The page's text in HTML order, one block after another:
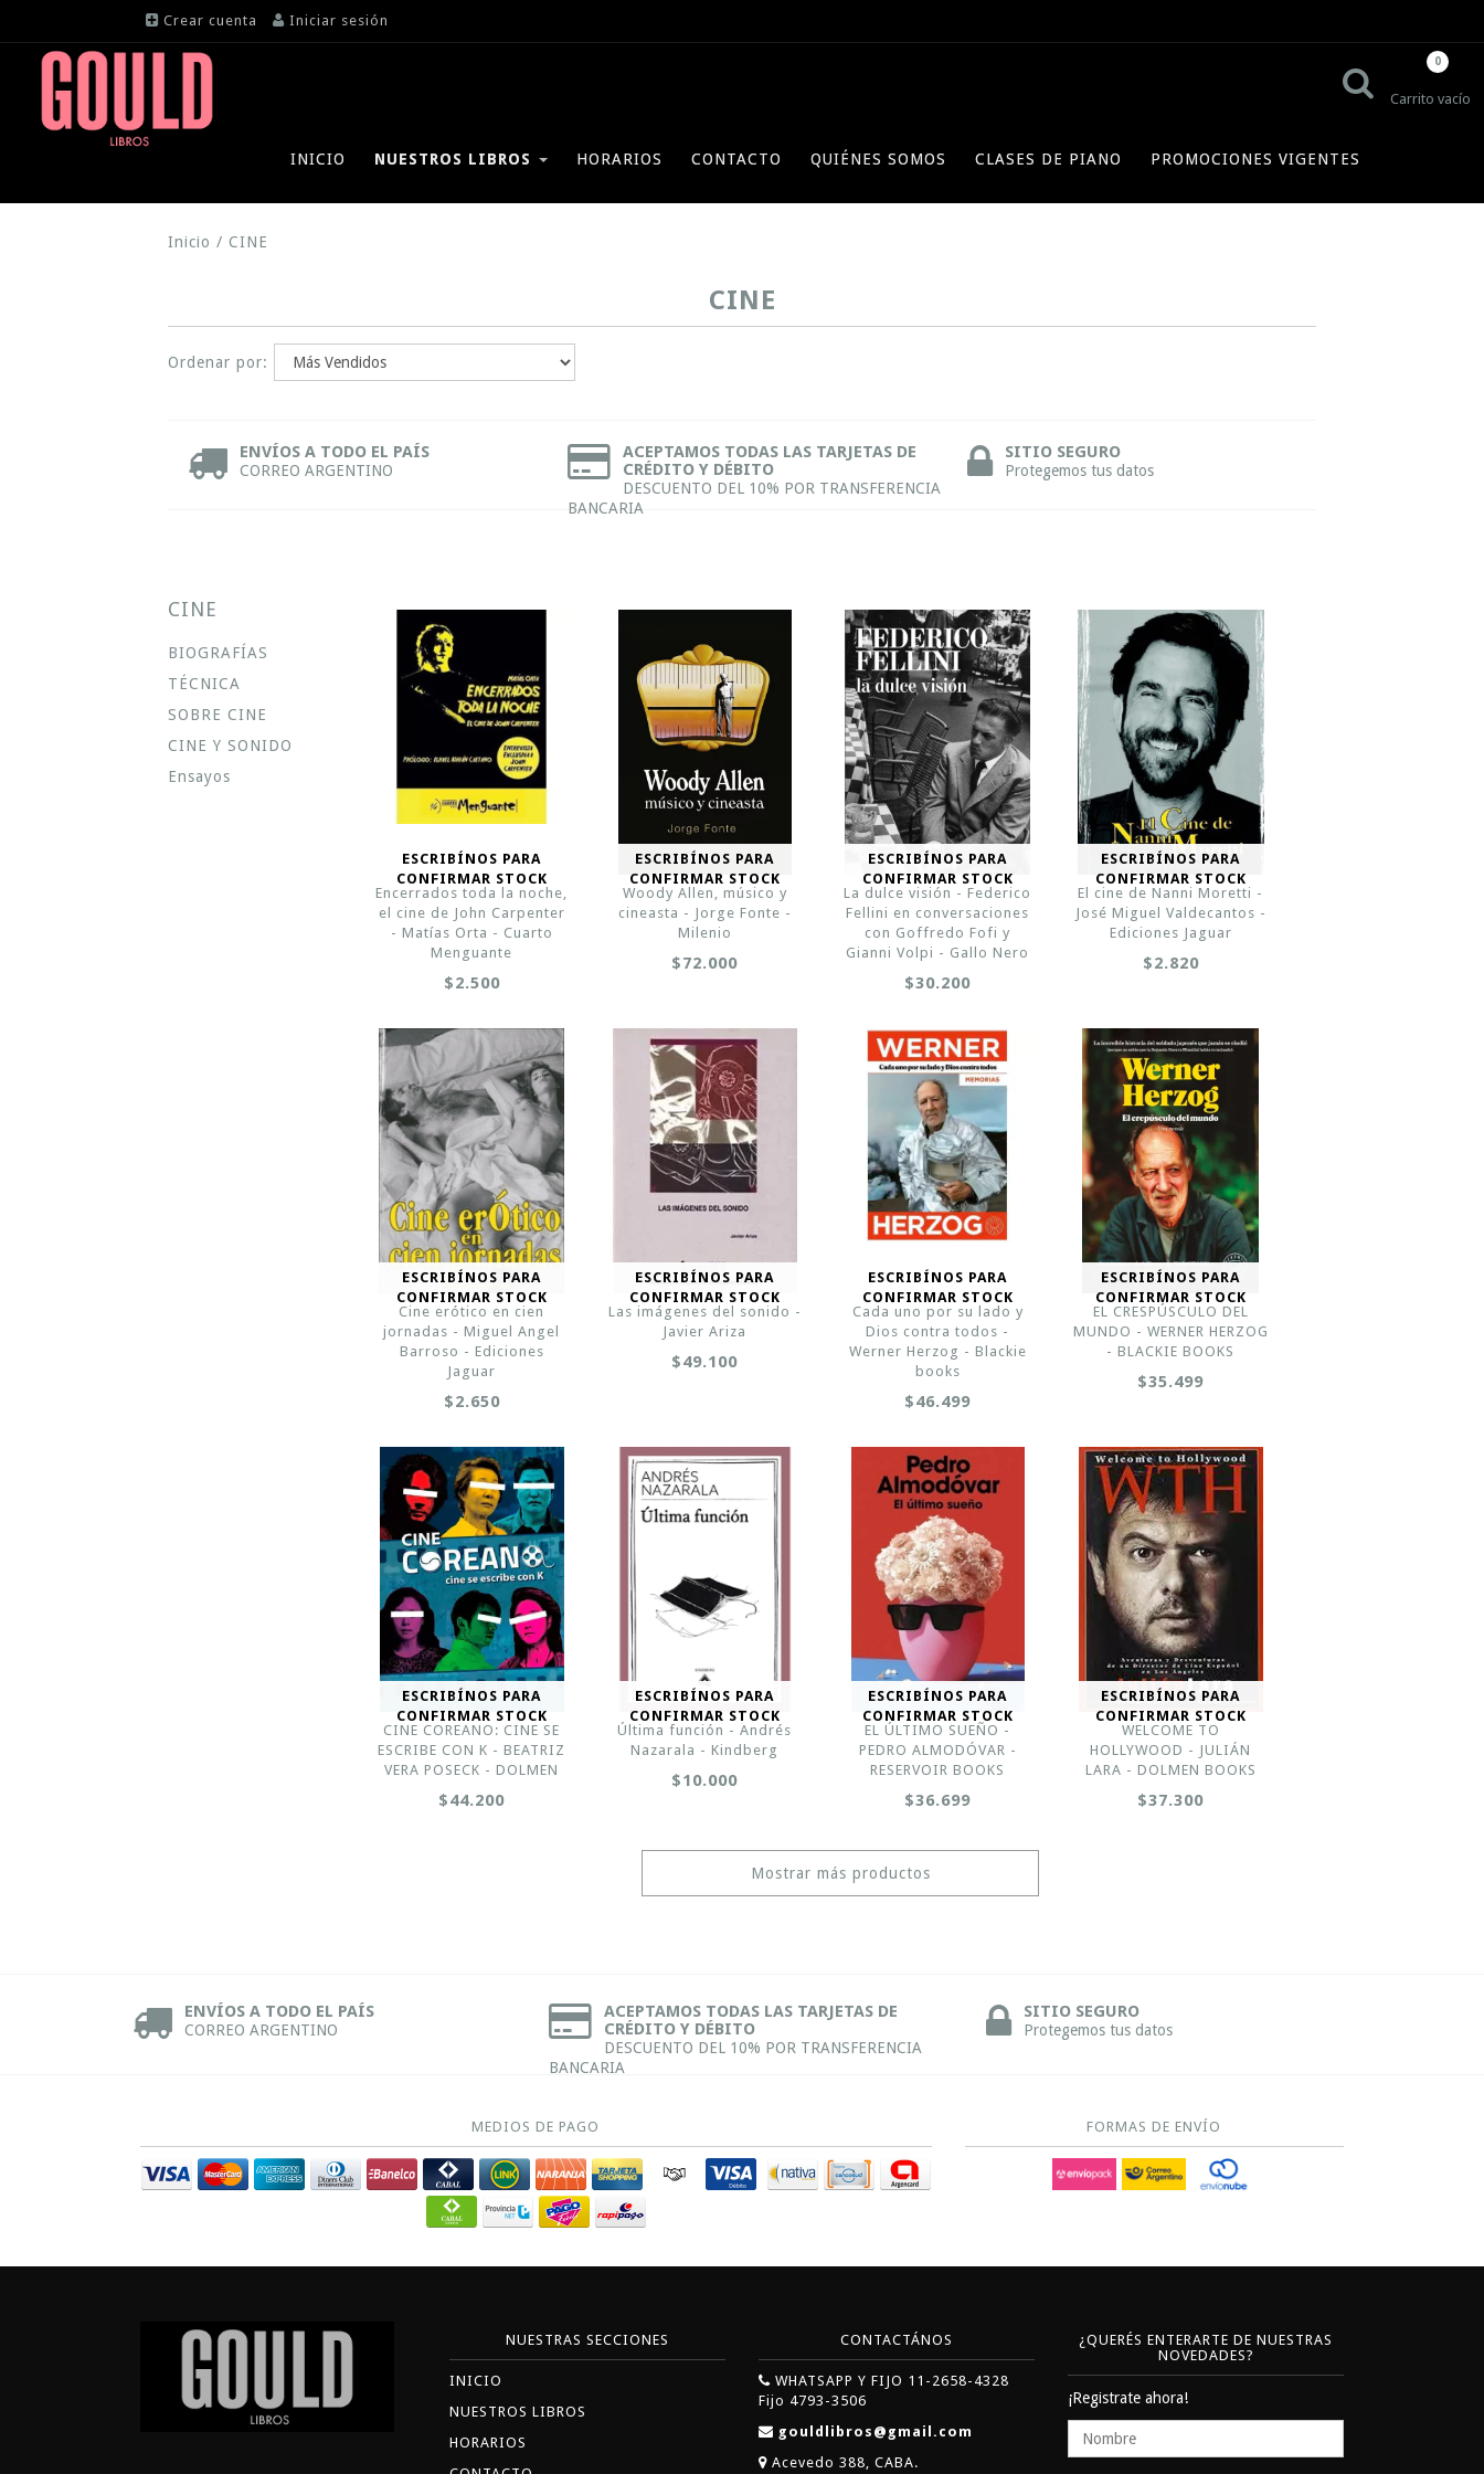
Crear cuenta Iniciar sesión
Carrito vacío
0
INICIO NUESTROS LIBROS HORARIOS CONTACTO QUIÉNES SOMOS CLASES DE PIANO PROMOCIONES VIGENTES
Inicio / CINE
CINE
Ordenar por:
ENVÍOS A TODO EL PAÍS
CORREO ARGENTINO
ACEPTAMOS TODAS LAS TARJETAS DE
CRÉDITO Y DÉBITO
DESCUENTO DEL 10% POR TRANSFERENCIA
BANCARIA
SITIO SEGURO
Protegemos tus datos
CINE
BIOGRAFÍAS
TÉCNICA
SOBRE CINE
CINE Y SONIDO
Ensayos
ESCRIBÍNOS PARA
CONFIRMAR STOCK
Encerrados toda la noche,
el cine de John Carpenter
- Matías Orta - Cuarto
Menguante
$2.500
ESCRIBÍNOS PARA
CONFIRMAR STOCK
Woody Allen, músico y
cineasta - Jorge Fonte -
Milenio
$72.000
ESCRIBÍNOS PARA
CONFIRMAR STOCK
La dulce visión - Federico
Fellini en conversaciones
con Goffredo Fofi y
Gianni Volpi - Gallo Nero
$30.200
ESCRIBÍNOS PARA
CONFIRMAR STOCK
El cine de Nanni Moretti -
José Miguel Valdecantos -
Ediciones Jaguar
$2.820
ESCRIBÍNOS PARA
CONFIRMAR STOCK
Cine erótico en cien
jornadas - Miguel Angel
Barroso - Ediciones
Jaguar
$2.650
ESCRIBÍNOS PARA
CONFIRMAR STOCK
Las imágenes del sonido -
Javier Ariza
$49.100
ESCRIBÍNOS PARA
CONFIRMAR STOCK
Cada uno por su lado y
Dios contra todos -
Werner Herzog - Blackie
books
$46.499
ESCRIBÍNOS PARA
CONFIRMAR STOCK
EL CRESPÚSCULO DEL
MUNDO - WERNER HERZOG
- BLACKIE BOOKS
$35.499
ESCRIBÍNOS PARA
CONFIRMAR STOCK
CINE COREANO: CINE SE
ESCRIBE CON K - BEATRIZ
VERA POSECK - DOLMEN
$44.200
ESCRIBÍNOS PARA
CONFIRMAR STOCK
Última función - Andrés
Nazarala - Kindberg
$10.000
ESCRIBÍNOS PARA
CONFIRMAR STOCK
EL ÚLTIMO SUEÑO -
PEDRO ALMODÓVAR -
RESERVOIR BOOKS
$36.699
ESCRIBÍNOS PARA
CONFIRMAR STOCK
WELCOME TO
HOLLYWOOD - JULIÁN
LARA - DOLMEN BOOKS
$37.300
Mostrar más productos
ENVÍOS A TODO EL PAÍS
CORREO ARGENTINO
ACEPTAMOS TODAS LAS TARJETAS DE
CRÉDITO Y DÉBITO
DESCUENTO DEL 10% POR TRANSFERENCIA
BANCARIA
SITIO SEGURO
Protegemos tus datos
MEDIOS DE PAGO FORMAS DE ENVÍO
NUESTRAS SECCIONES
INICIO
NUESTROS LIBROS
HORARIOS
CONTACTÁNOS
WHATSAPP Y FIJO 11-2658-4328
Fijo 4793-3506
gouldlibros@gmail.com
Acevedo 388, CABA.
¿QUERÉS ENTERARTE DE NUESTRAS
NOVEDADES?
¡Registrate ahora!